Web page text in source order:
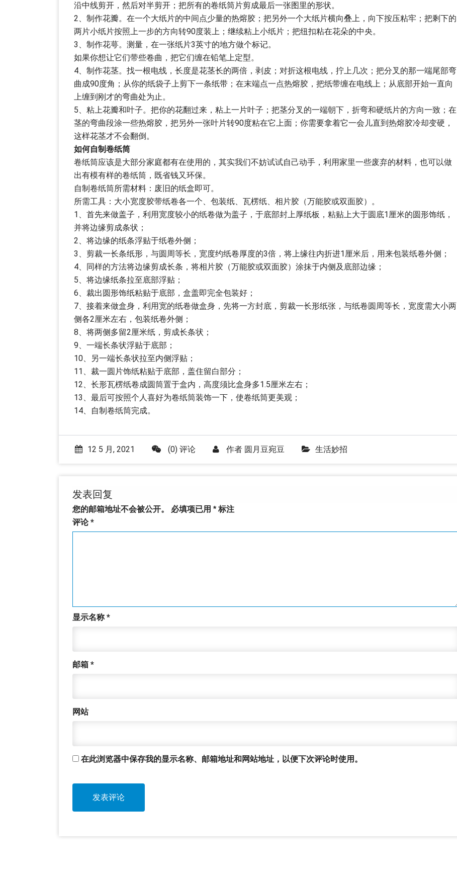
沿中线剪开，然后对半剪开；把所有的卷纸筒片剪成最后一张图里的形状。
2、制作花瓣。在一个大纸片的中间点少量的热熔胶；把另外一个大纸片横向叠上，向下按压粘牢；把剩下的
两片小纸片按照上一步的方向转90度装上；继续粘上小纸片；把纽扣粘在花朵的中央。
3、制作花萼。测量，在一张纸片3英寸的地方做个标记。
如果你想让它们带些卷曲，把它们缠在铅笔上定型。
4、制作花茎。找一根电线，长度是花茎长的两倍，剥皮；对折这根电线，拧上几次；把分叉的那一端尾部弯
曲成90度角；从你的纸袋子上剪下一条纸带；在末端点一点热熔胶，把纸带缠在电线上；从底部开始一直向
上缠到刚才的弯曲处为止。
5、粘上花瓣和叶子。把你的花翻过来，粘上一片叶子；把茎分叉的一端朝下，折弯和硬纸片的方向一致；在
茎的弯曲段涂一些热熔胶，把另外一张叶片转90度粘在它上面；你需要拿着它一会儿直到热熔胶冷却变硬，
这样花茎才不会翻倒。
如何自制卷纸筒
卷纸筒应该是大部分家庭都有在使用的，其实我们不妨试试自己动手，利用家里一些废弃的材料，也可以做
出有模有样的卷纸筒，既省钱又环保。
自制卷纸筒所需材料：废旧的纸盒即可。
所需工具：大小宽度胶带纸卷各一个、包装纸、瓦楞纸、相片胶（万能胶或双面胶）。
1、首先来做盖子，利用宽度较小的纸卷做为盖子，于底部封上厚纸板，粘贴上大于圆底1厘米的圆形饰纸，
并将边缘剪成条状；
2、将边缘的纸条浮贴于纸卷外侧；
3、剪裁一长条纸形，与圆周等长，宽度约纸卷厚度的3倍，将上缘往内折进1厘米后，用来包装纸卷外侧；
4、同样的方法将边缘剪成长条，将相片胶（万能胶或双面胶）涂抹于内侧及底部边缘；
5、将边缘纸条拉至底部浮贴；
6、裁出圆形饰纸粘贴于底部，盒盖即完全包装好；
7、接着来做盒身，利用宽的纸卷做盒身，先将一方封底，剪裁一长形纸张，与纸卷圆周等长，宽度需大小两
侧各2厘米左右，包装纸卷外侧；
8、将两侧多留2厘米纸，剪成长条状；
9、一端长条状浮贴于底部；
10、另一端长条状拉至内侧浮贴；
11、裁一圆片饰纸粘贴于底部，盖住留白部分；
12、长形瓦楞纸卷成圆筒置于盒内，高度须比盒身多1.5厘米左右；
13、最后可按照个人喜好为卷纸筒装饰一下，使卷纸筒更美观；
14、自制卷纸筒完成。
12 5 月, 2021 (0) 评论 作者 圆月豆宛豆 生活妙招
发表回复
您的邮箱地址不会被公开。 必填项已用 * 标注
评论*
显示名称*
邮箱 *
网站
在此浏览器中保存我的显示名称、邮箱地址和网站地址，以便下次评论时使用。